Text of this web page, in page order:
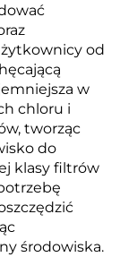
od
w
chloru i
tworząc
do
klasy filtrów
środowiska.